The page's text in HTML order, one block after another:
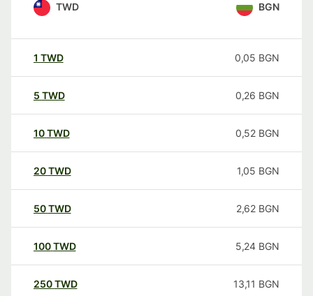
TWD BGN
1 TWD 0,05 BGN
5 TWD 0,26 BGN
10TWD 0,52 BGN
20TWD 1,05 BGN
50TWD 2,62 BGN
100TWD 5,24 BGN
250TWD 13,11 BGN